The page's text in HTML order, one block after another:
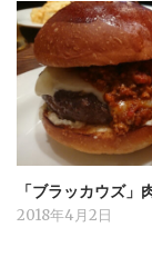
「ブラッカウズ
2018年4月2日